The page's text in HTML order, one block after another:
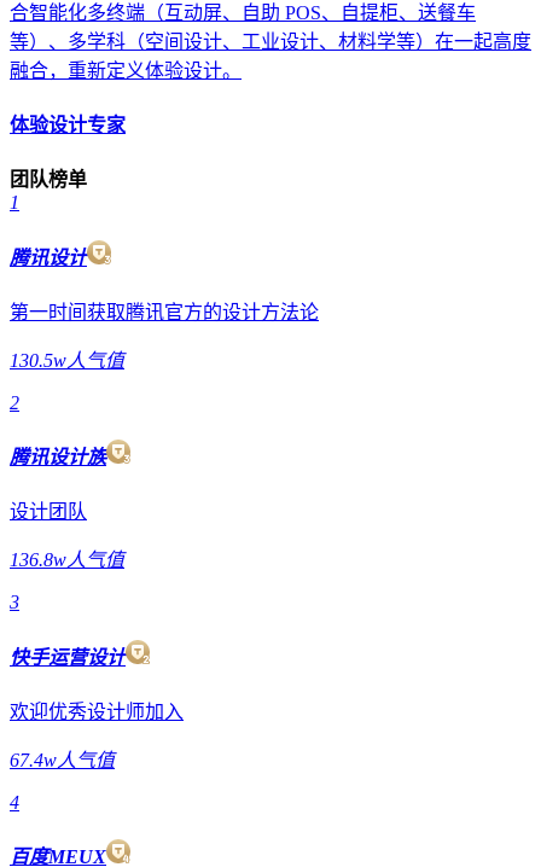
合智能化多终端（互动屏、自助 POS、自提柜、送餐车
等）、多学科（空间设计、工业设计、材料学等）在一起高度
融合，重新定义体验设计。
体验设计专家
团队榜单
1
腾讯设计
第一时间获取腾讯官方的设计方法论
130.5w人气值
2
腾讯设计族
设计团队
136.8w人气值
3
快手运营设计
欢迎优秀设计师加入
67.4w人气值
4
百度MEUX